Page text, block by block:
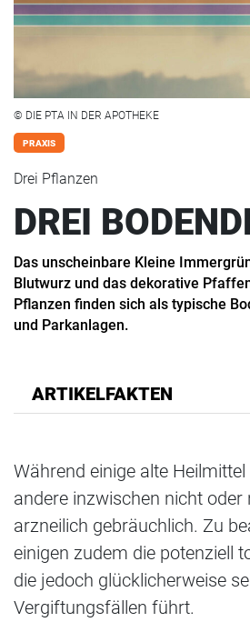
© DIE PTA IN DER APOTHEKE
PRAXIS
Drei Pflanzen
DREI
Das unscheinbare Kleine
Blutwurz und das dekorative
Pflanzen finden sich als typische
und Parkanlagen.
ARTIKELFAKTEN
Während einige alte
andere inzwischen nicht oder
arzneilich gebräuchlich. Zu
einigen zudem die potenziell
die jedoch glücklicherweise
Vergiftungsfällen führt.